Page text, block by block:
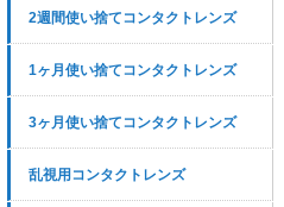
2週間使い捨てコンタクトレンズ
1ヶ月使い捨てコンタクトレンズ
3ヶ月使い捨てコンタクトレンズ
乱視用コンタクトレンズ